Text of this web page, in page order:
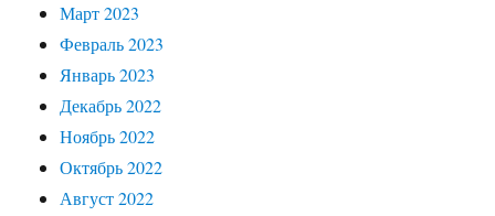
Март 2023
Февраль 2023
Январь 2023
Декабрь 2022
Ноябрь 2022
Октябрь 2022
Август 2022